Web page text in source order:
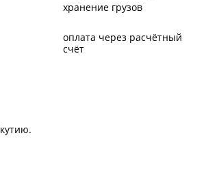
хранение грузов
оплата через расчётный
счёт